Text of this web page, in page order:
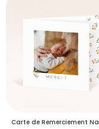
Délais de livraison
Carte de Remerciement